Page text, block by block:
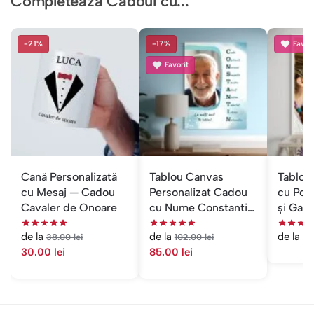
-21%
Cană Personalizată
cu Mesaj — Cadou
Cavaler de Onoare
de la 38.00lei
30.00 lei
-17%
Favorit
Tablou Canvas
Personalizat Cadou
cu Nume Constantin
— Acrostih cu Poză
de la 102.00lei
85.00 lei
cu
și
de la